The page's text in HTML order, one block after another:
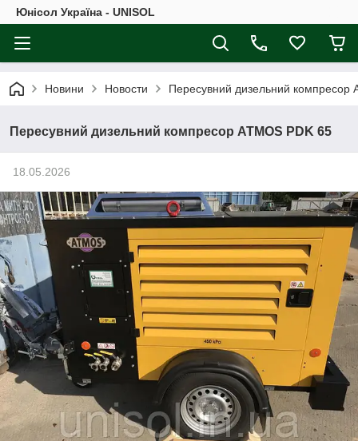
Юнісол Україна - UNISOL
Новини Новости Пересувний дизельний компресор
Пересувний дизельний компресор ATMOS PDK 65
18.05.2026